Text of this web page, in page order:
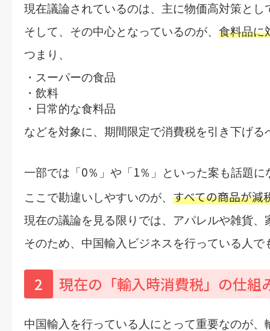
現在議論されているのは、主に物価高対策と
そして、その中心となっているのが、 食料品に
つまり、
・スーパーの食品
・飲料
・日常的な食料品
などを対象に、 期間限定で消費税を引き下げる
一部では「 0％」や「 1％」といった案も話題
ここで勘違いしやすいのが、 すべての商品が減
現在の議論を見る限りでは、アパレルや雑貨
そのため、中国輸入ビジネスを行っている人
2 現在の「輸入時消費税」の仕組
中国輸入を行っている人にとって重要なのが、